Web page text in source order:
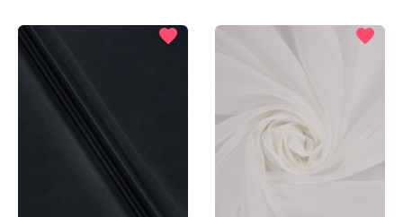
favorite favorite